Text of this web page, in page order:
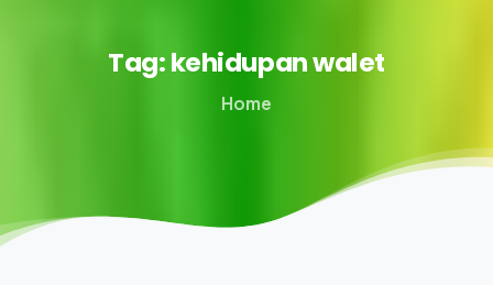
Tag:kehidupanwalet
Home